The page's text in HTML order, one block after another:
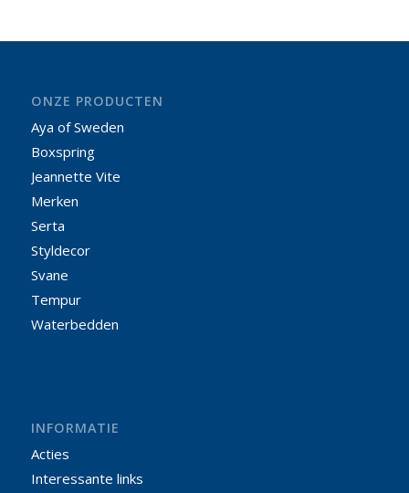
ONZE PRODUCTEN
Aya of Sweden
Boxspring
Jeannette Vite
Merken
Serta
Styldecor
Svane
Tempur
Waterbedden
INFORMATIE
Acties
Interessante links